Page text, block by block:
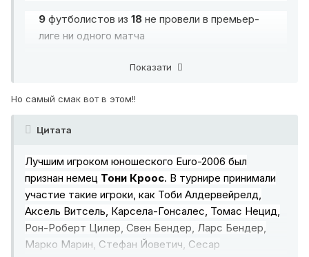
9 футболистов из 18 не провели в премьер-
лиге ни одного матча
матчей в премьер-лиге провели на
трети (310 матчей) приходится на Сапету и
Прудникова.
выступления в премьер-лиге на
сегодняшний день
12 футболистов из 18, со слов
Бобровского, получали тяжелые травмы
крестообразных связок колена, причем
некоторые – с рецидивами.
Показати
Но самый смак вот в этом!!
Цитата
Лучшим игроком юношеского Euro-2006 был
признан немец Тони Кроос. В турнире принимали
участие такие игроки, как Тоби Алдервейрелд,
Аксель Витсель, Карсела-Гонсалес, Томас Нецид,
Рон-Роберт Цилер, Свен Бендер, Ларс Бендер,
Марко Марин, Стефан Йоветич, Сесар